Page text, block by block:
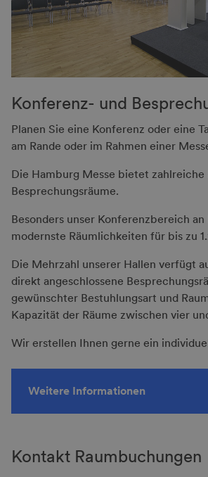
Konferenz- und
Planen Sie eine Konferenz oder eine
am Rande oder im Rahmen einer
Die Hamburg Messe bietet zahlreiche
Besprechungsräume.
Besonders unser Konferenzbereich an
modernste Räumlichkeiten für bis zu
Die Mehrzahl unserer Hallen verfügt
direkt angeschlossene
gewünschter Bestuhlungsart und
Kapazität der Räume zwischen vier
Wir erstellen Ihnen gerne ein
Weitere Informationen
Kontakt Raumbuchungen